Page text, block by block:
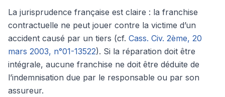
La jurisprudence française est claire : la franchise
contractuelle ne peut jouer contre la victime d’un
accident causé par un tiers (cf. Cass. Civ. 2ème, 20
mars 2003, n°01-13522). Si la réparation doit être
intégrale, aucune franchise ne doit être déduite de
l’indemnisation due par le responsable ou par son
assureur.